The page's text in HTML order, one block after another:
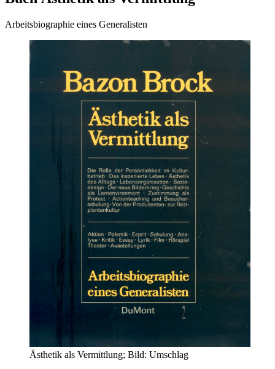
Arbeitsbiographie eines Generalisten
Ästhetik als Vermittlung; Bild: Umschlag